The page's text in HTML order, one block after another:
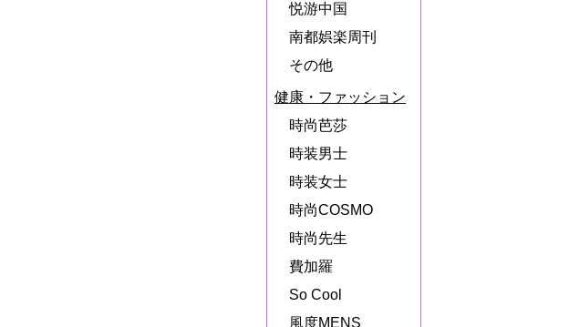
悦游中国
南都娯楽周刊
その他
健康・ファッション
時尚芭莎
時装男士
時装女士
時尚COSMO
時尚先生
費加羅
So Cool
風度MENS